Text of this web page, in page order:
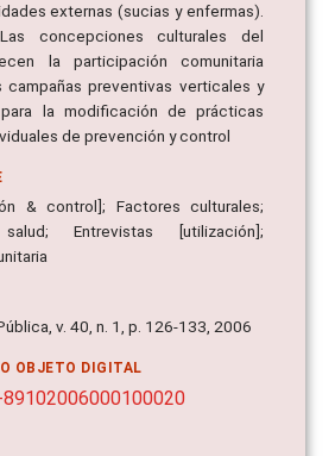
Las concepciones culturales del
la participación comunitaria
preventivas verticales y
para la modificación de prácticas
de prevención y control
& control]; Factores culturales;
Entrevistas [utilización];
v. 40, n. 1, p. 126-133, 2006
OBJETO DIGITAL
; Aedes aegypti - Epidemiology